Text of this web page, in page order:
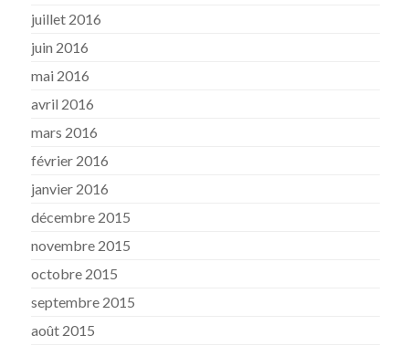
juillet 2016
juin 2016
mai 2016
avril 2016
mars 2016
février 2016
janvier 2016
décembre 2015
novembre 2015
octobre 2015
septembre 2015
août 2015